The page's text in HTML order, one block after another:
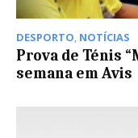
DESPORTO, NOTÍCIAS
Prova de Ténis
semana em Avis